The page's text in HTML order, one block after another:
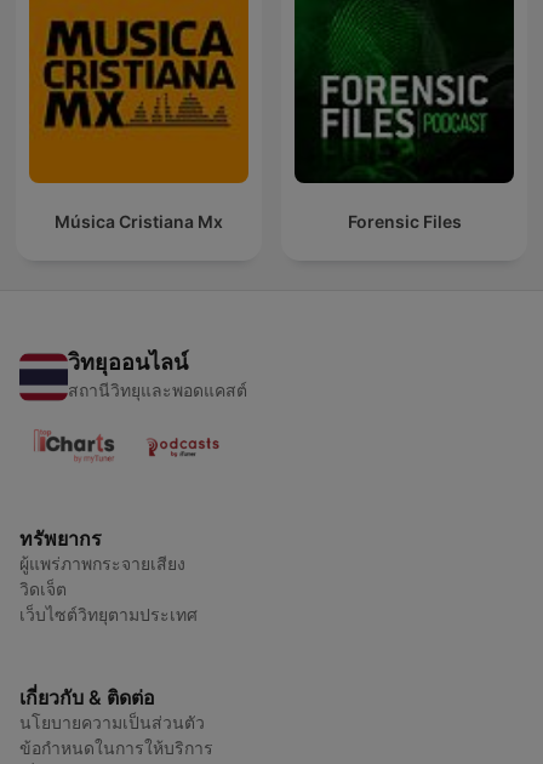
Música Cristiana Mx Forensic Files
วิทยุออนไลน์
สถานีวิทยุและพอดแคสต์
ทรัพยากร
ผู้แพร่ภาพกระจายเสียง
วิดเจ็ต
เว็บไซต์วิทยุตามประเทศ
เกี่ยวกับ & ติดต่อ
นโยบายความเป็นส่วนตัว
ข้อกำหนดในการให้บริการ